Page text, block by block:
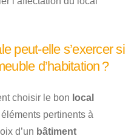
peut-elle s’exercer si
d’habitation ?
choisir le bon local
pertinents à
d’un bâtiment